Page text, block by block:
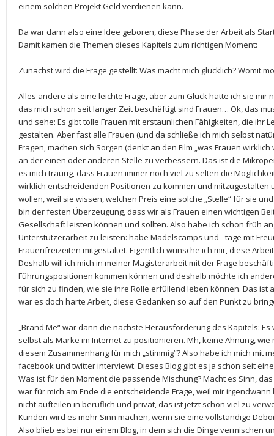
einem solchen Projekt Geld verdienen kann.
Da war dann also eine Idee geboren, diese Phase der Arbeit als
Damit kamen die Themen dieses Kapitels zum richtigen Moment:
Zunächst wird die Frage gestellt: Was macht mich glücklich? Womit
Alles andere als eine leichte Frage, aber zum Glück hatte ich sie mir
das mich schon seit langer Zeit beschäftigt sind Frauen… Ok, das
und sehe: Es gibt tolle Frauen mit erstaunlichen Fähigkeiten, die ihr
gestalten. Aber fast alle Frauen (und da schließe ich mich selbst
Fragen, machen sich Sorgen (denkt an den Film „was Frauen
an der einen oder anderen Stelle zu verbessern. Das ist die
es mich traurig, dass Frauen immer noch viel zu selten die
wirklich entscheidenden Positionen zu kommen und mitzugestalten
wollen, weil sie wissen, welchen Preis eine solche „Stelle“ für sie
bin der festen Überzeugung, dass wir als Frauen einen wichtigen
Gesellschaft leisten können und sollten. Also habe ich schon früh
Unterstützerarbeit zu leisten: habe Mädelscamps und –tage mit
Frauenfreizeiten mitgestaltet. Eigentlich wünsche ich mir, diese
Deshalb will ich mich in meiner Magisterarbeit mit der Frage
Führungspositionen kommen können und deshalb möchte ich
für sich zu finden, wie sie ihre Rolle erfüllend leben können. Das ist
war es doch harte Arbeit, diese Gedanken so auf den Punkt zu
„Brand Me“ war dann die nächste Herausforderung des Kapitels:
selbst als Marke im Internet zu positionieren. Mh, keine Ahnung,
diesem Zusammenhang für mich „stimmig“? Also habe ich mich mit
facebook und twitter interviewt. Dieses Blog gibt es ja schon seit
Was ist für den Moment die passende Mischung? Macht es Sinn,
war für mich am Ende die entscheidende Frage, weil mir
nicht aufteilen in beruflich und privat, das ist jetzt schon viel zu
Kunden wird es mehr Sinn machen, wenn sie eine vollständige
Also blieb es bei nur einem Blog, in dem sich die Dinge vermischen